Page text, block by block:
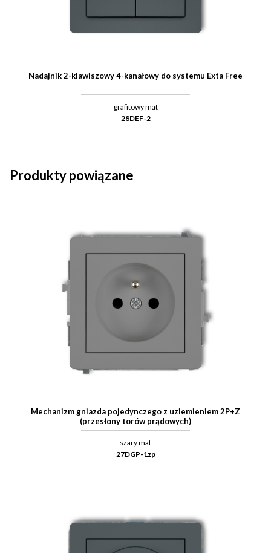
Nadajnik 2-klawiszowy 4-kanałowy do systemu Exta Free
grafitowy mat
28DEF-2
Produkty powiązane
Mechanizm gniazda pojedynczego z uziemieniem 2P+Z
(przesłony torów prądowych)
szary mat
27DGP-1zp